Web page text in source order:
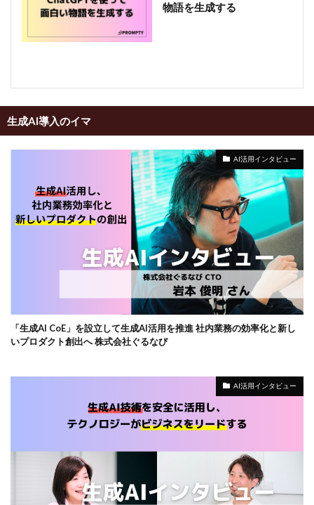
物語を生成する
生成AI導入のイマ
AI活用インタビュー
「生成AI CoE」を設立して生成AI活用を推進 社内業務の効率化と新し
いプロダクト創出へ 株式会社ぐるなび
AI活用インタビュー